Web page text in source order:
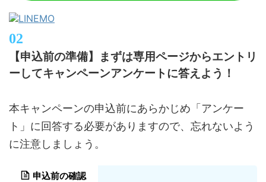
【申込前の準備】まずは専用ページからエントリ
ーしてキャンペーンアンケートに答えよう！
本キャンペーンの申込前にあらかじめ「アンケー
ト」に回答する必要がありますので、忘れないよう
に注意しましょう。
申込前の確認